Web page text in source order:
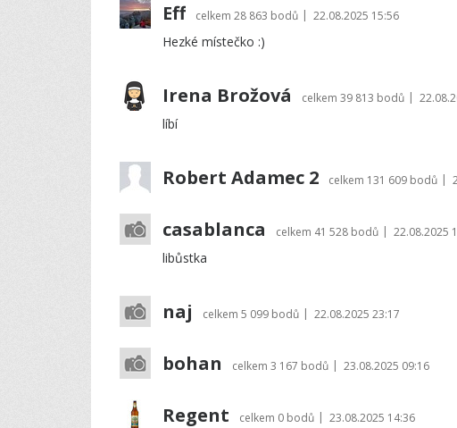
Eff celkem 28 863 bodů | 22.08.2025 15:56
Hezké místečko :)
Irena Brožová celkem 39 813 bodů |
líbí
Robert Adamec 2 celkem 131 609 bodů |
casablanca celkem 41 528 bodů | 22.08.2025
libůstka
naj celkem 5 099 bodů | 22.08.2025 23:17
bohan celkem 3 167 bodů | 23.08.2025 09:16
Regent celkem 0 bodů | 23.08.2025 14:36